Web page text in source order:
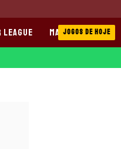
LEAGUE MANCHESTER CITY
JOGOS DE HOJE